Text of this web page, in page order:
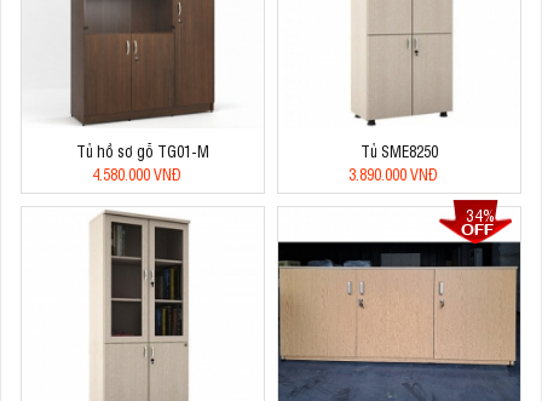
Tủ hồ sơ gỗ TG01-M
4.580.000 VNĐ
Tủ SME8250
3.890.000 VNĐ
34%